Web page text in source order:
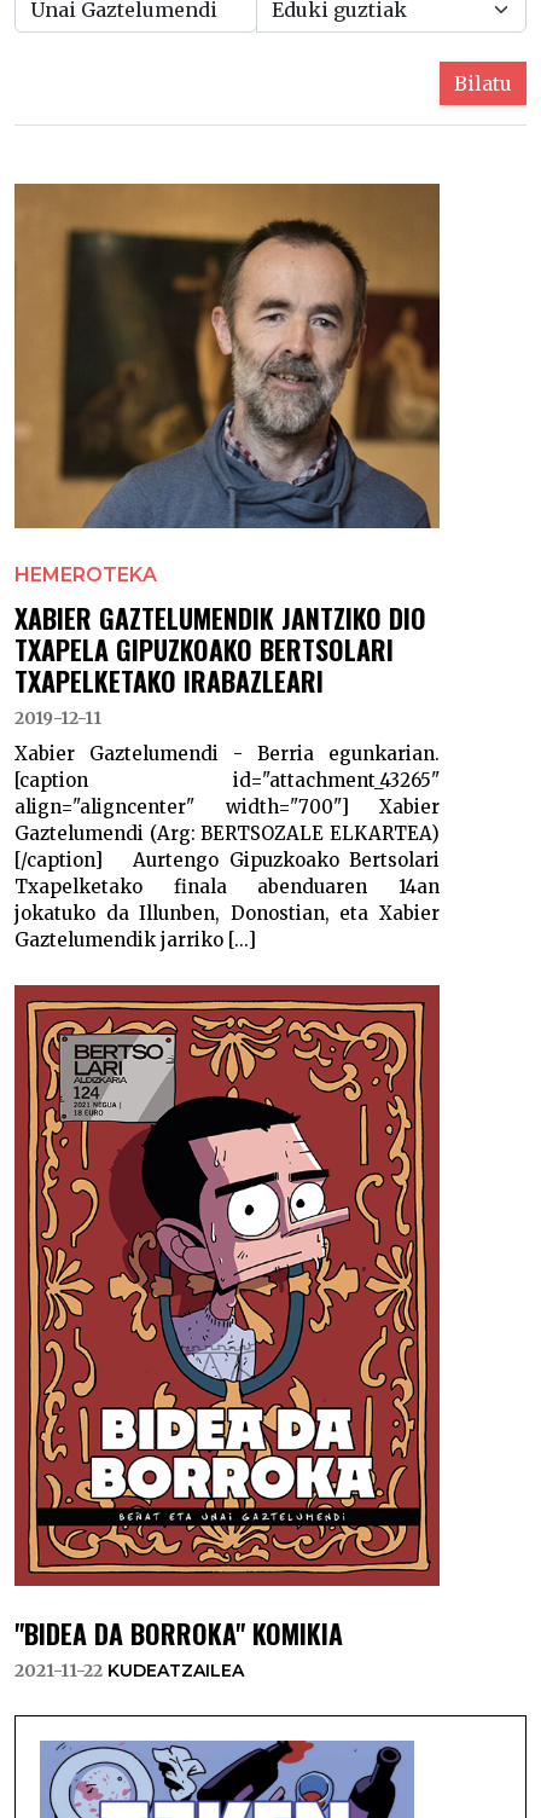
Bilatu
HEMEROTEKA
XABIER GAZTELUMENDIK JANTZIKO DIO
TXAPELA GIPUZKOAKO BERTSOLARI
TXAPELKETAKO IRABAZLEARI
2019-12-11
Xabier Gaztelumendi - Berria egunkarian.
[caption id="attachment_43265"
align="aligncenter" width="700"] Xabier
Gaztelumendi (Arg: BERTSOZALE ELKARTEA)
[/caption] Aurtengo Gipuzkoako Bertsolari
Txapelketako finala abenduaren 14an
jokatuko da Illunben, Donostian, eta Xabier
Gaztelumendik jarriko [...]
"BIDEA DA BORROKA" KOMIKIA
2021-11-22 KUDEATZAILEA